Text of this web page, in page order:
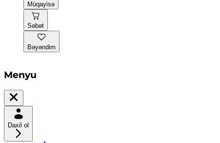
Müqayisə
Səbət
Bəyəndim
Menyu
Daxil ol